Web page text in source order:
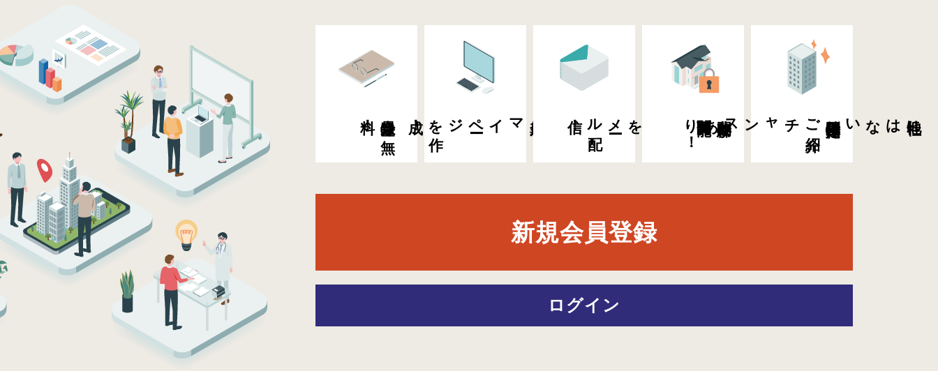
会員登録は
無
料！ マイペ
ー
ジを
作
成！ 希望条件に
合
を
メ
ー
ル
配
信！ 非公開物件が
閲覧可能！ 他社にはない
特別限定物件の
ご
紹介
チャンスあり
！
新規会員登録
ログイン